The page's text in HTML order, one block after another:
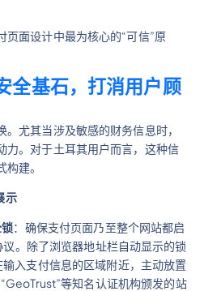
页面设计中最为核心的“可信”原
全基石，打消用户顾
尤其当涉及敏感的财务信息时，
力。对于土耳其用户而言，这种信
建。
示
：确保支付页面乃至整个网站都启
议。除了浏览器地址栏自动显示的锁
入支付信息的区域附近，主动放置
等知名认证机构颁发的站